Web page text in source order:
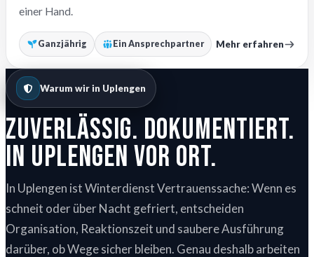
einer Hand.
Ganzjährig Ein Ansprechpartner Mehr erfahren
Warum wir in Uplengen
Zuverlässig. Dokumentiert.
In Uplengen vor Ort.
In Uplengen ist Winterdienst Vertrauenssache: Wenn es
schneit oder über Nacht gefriert, entscheiden
Organisation, Reaktionszeit und saubere Ausführung
darüber, ob Wege sicher bleiben. Genau deshalb arbeiten